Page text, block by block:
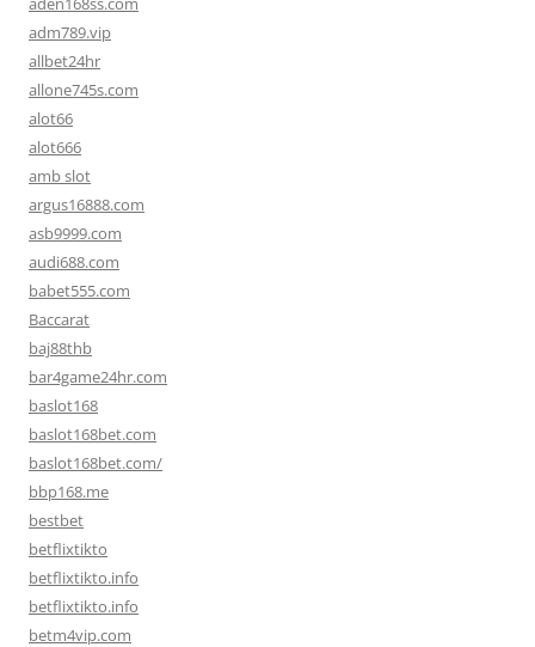
adm789.vip
allbet24hr
allone745s.com
alot66
alot666
amb slot
argus16888.com
asb9999.com
audi688.com
babet555.com
Baccarat
baj88thb
bar4game24hr.com
baslot168
baslot168bet.com
baslot168bet.com/
bbp168.me
bestbet
betflixtikto
betflixtikto.info
betflixtikto.info
betm4vip.com